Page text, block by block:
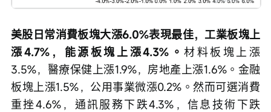
美股日常消費板塊大漲6.0%表現最佳，工業板塊上
漲4.7%，能源板塊上漲4.3%。材料板塊上漲
3.5%，醫療保健上漲1.9%，房地產上漲1.6%。金融
板塊上漲1.5%，公用事業微漲0.2%。然而可選消費
重挫4.6%，通訊服務下跌4.3%，信息技術下跌